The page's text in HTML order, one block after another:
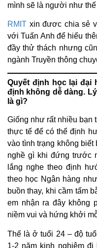
mình sẽ là người như
RMIT xin đươc chia sẻ
với Tuấn Anh để hiểu
đầy thử thách nhưng
ngành Truyền thông
Quyết định học lại đại
định không dễ dàng.
là gì?
Giống như rất nhiều bạn
thực tế để có thể định
vào tình trạng không
nghề gì khi đứng trước
lắng nghe theo định
theo học Ngân hàng
buồn thay, khi cầm tấm
em nhận ra đây không
niềm vui và hứng khởi
Thế là ở tuổi 24 – độ
1-2 năm kinh nghiệm